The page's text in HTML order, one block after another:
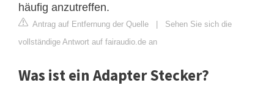
häufig anzutreffen.
Antrag auf Entfernung der Quelle | Sehen Sie sich die
vollständige Antwort auf fairaudio.de an
Was ist ein Adapter Stecker?